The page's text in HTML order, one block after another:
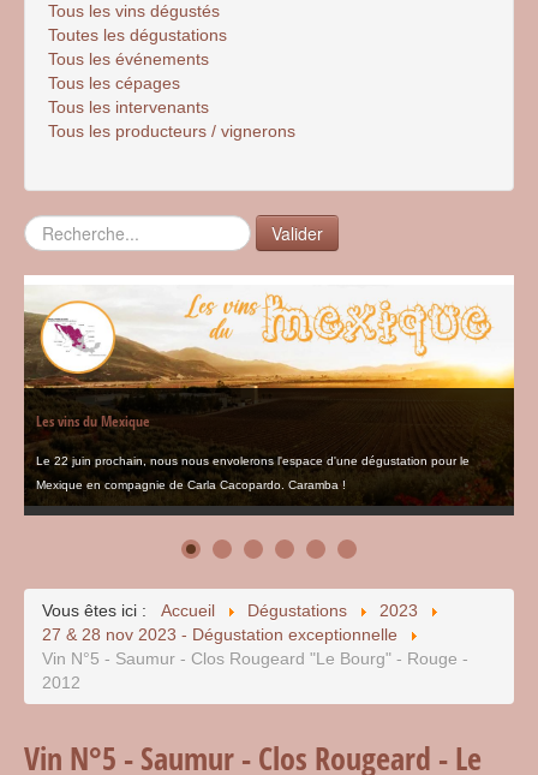
Tous les vins dégustés
Toutes les dégustations
Tous les événements
Tous les cépages
Tous les intervenants
Tous les producteurs / vignerons
Rechercher Valider
Les vins du Mexique
Le 22 juin prochain, nous nous envolerons l'espace d'une dégustation pour le
Mexique en compagnie de Carla Cacopardo. Caramba !
Vous êtes ici : Accueil Dégustations
2023
27 & 28 nov 2023 - Dégustation exceptionnelle
Vin N°5 - Saumur - Clos Rougeard "Le Bourg" - Rouge -
2012
Vin N°5 - Saumur - Clos Rougeard - Le